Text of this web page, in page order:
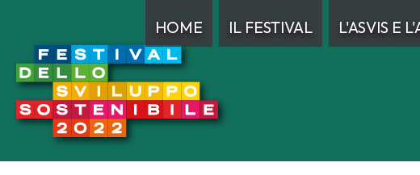
HOME IL FESTIVAL L'ASVIS E